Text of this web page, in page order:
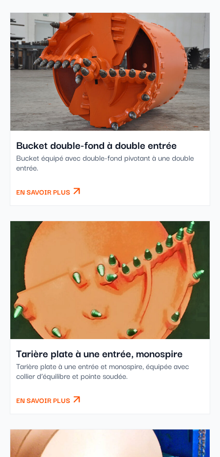
Bucket double-fond à double entrée
Bucket équipé avec double-fond pivotant à une double
entrée.
EN SAVOIR PLUS
Tarière plate à une entrée, monospire
Tarière plate à une entrée et monospire, équipée avec
collier d’équilibre et pointe soudée.
EN SAVOIR PLUS